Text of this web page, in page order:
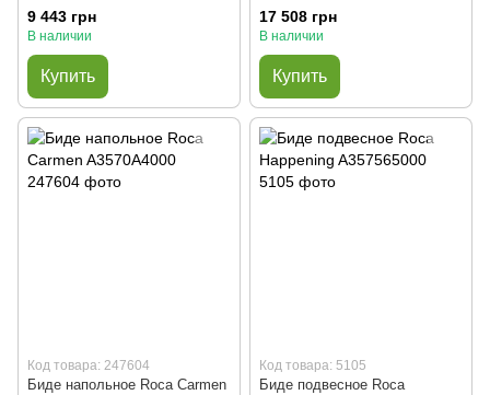
9 443 грн
В наличии
Купить
сиденьем Slim Soft Closing
17 508 грн
В наличии
Купить
Код товара: 247604
Биде напольное Roca Carmen
Код товара: 5105
Биде подвесное Roca